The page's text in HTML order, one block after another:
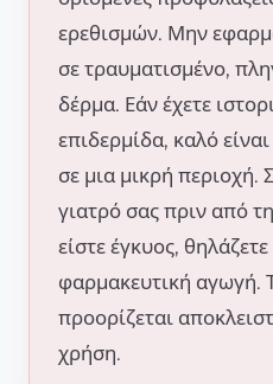
ερεθισμών. Μην
σε τραυματισμένο,
δέρμα. Εάν έχετε
επιδερμίδα, καλό
σε μια μικρή περιοχή.
γιατρό σας πριν από
είστε έγκυος,
φαρμακευτική αγωγή.
προορίζεται
χρήση.